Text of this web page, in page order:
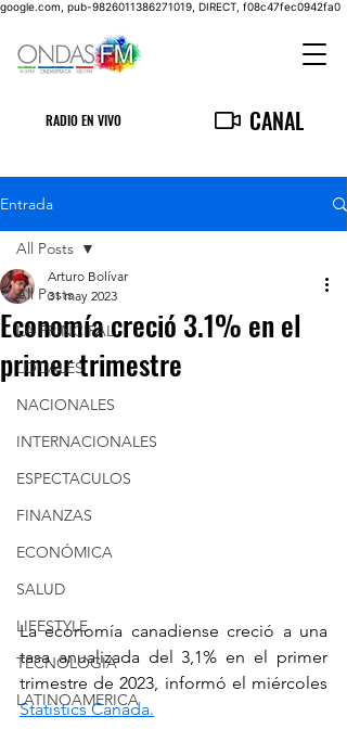
google.com, pub-9826011386271019, DIRECT, f08c47fec0942fa0
RADIO EN VIVO CANAL
Entrada
All Posts
LA PRINCIPAL
LOCALES
NACIONALES
INTERNACIONALES
ESPECTACULOS
FINANZAS
ECONÓMICA
SALUD
LIFESTYLE
TECNOLOGIA
LATINOAMERICA
All Posts
Economía creció 3.1% en el
primer trimestre
Arturo Bolívar
31 may 2023
La economía canadiense creció a una
tasa anualizada del 3,1% en el primer
Statistics Canada.